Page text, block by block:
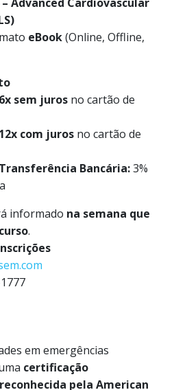
eBook(Online, Offline,
6x sem juros no cartão de
12x com juros no cartão de
Bancária:3%
informado na semana que
.
em emergências
certificação
pela American